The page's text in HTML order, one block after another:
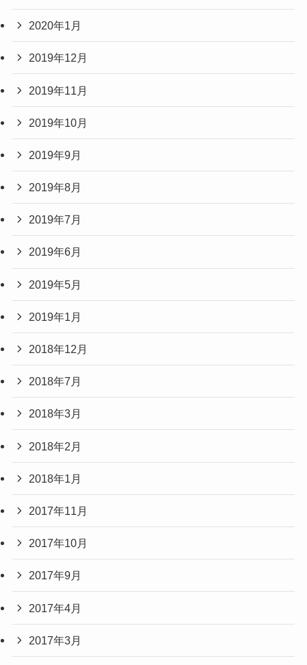
2020年1月
2019年12月
2019年11月
2019年10月
2019年9月
2019年8月
2019年7月
2019年6月
2019年5月
2019年1月
2018年12月
2018年7月
2018年3月
2018年2月
2018年1月
2017年11月
2017年10月
2017年9月
2017年4月
2017年3月